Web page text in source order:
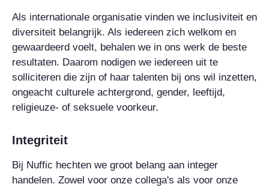
Als internationale organisatie vinden we inclusiviteit en
diversiteit belangrijk. Als iedereen zich welkom en
gewaardeerd voelt, behalen we in ons werk de beste
resultaten. Daarom nodigen we iedereen uit te
solliciteren die zijn of haar talenten bij ons wil inzetten,
ongeacht culturele achtergrond, gender, leeftijd,
religieuze- of seksuele voorkeur.
Integriteit
Bij Nuffic hechten we groot belang aan integer
handelen. Zowel voor onze collega's als voor onze